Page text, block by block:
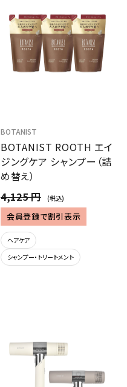
BOTANIST
BOTANIST ROOTH エイ
ジングケア シャンプー（詰
め替え）
4,125 円
(税込)
会員登録で割引表示
ヘアケア
シャンプー・トリートメント